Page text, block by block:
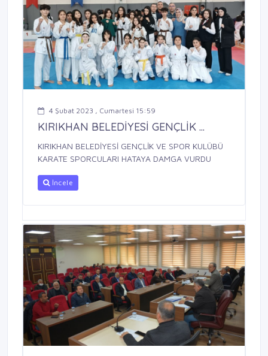
4 Şubat 2023 , Cumartesi 15:59
KIRIKHAN BELEDİYESİ GENÇLİK ...
KIRIKHAN BELEDİYESİ GENÇLİK VE SPOR KULÜBÜ
KARATE SPORCULARI HATAYA DAMGA VURDU
İncele